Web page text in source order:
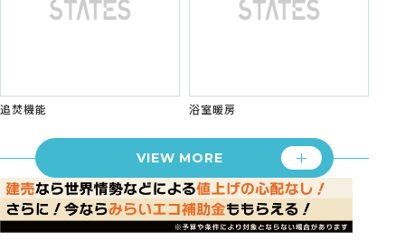
追焚機能 浴室暖房
VIEW MORE